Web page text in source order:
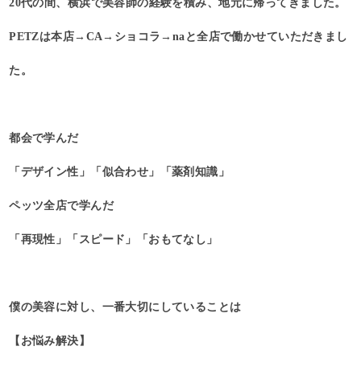
20代の間、横浜で美容師の経験を積み、地元に帰ってきました。
PETZは本店→CA→ショコラ→naと全店で働かせていただきまし
た。
都会で学んだ
「デザイン性」「似合わせ」「薬剤知識」
ペッツ全店で学んだ
「再現性」「スピード」「おもてなし」
僕の美容に対し、一番大切にしていることは
【お悩み解決】